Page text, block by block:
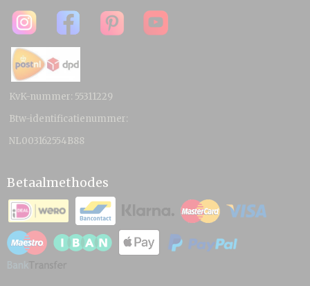
KvK-nummer: 55311229
Btw-identificatienummer:
NL003162554B88
Betaalmethodes